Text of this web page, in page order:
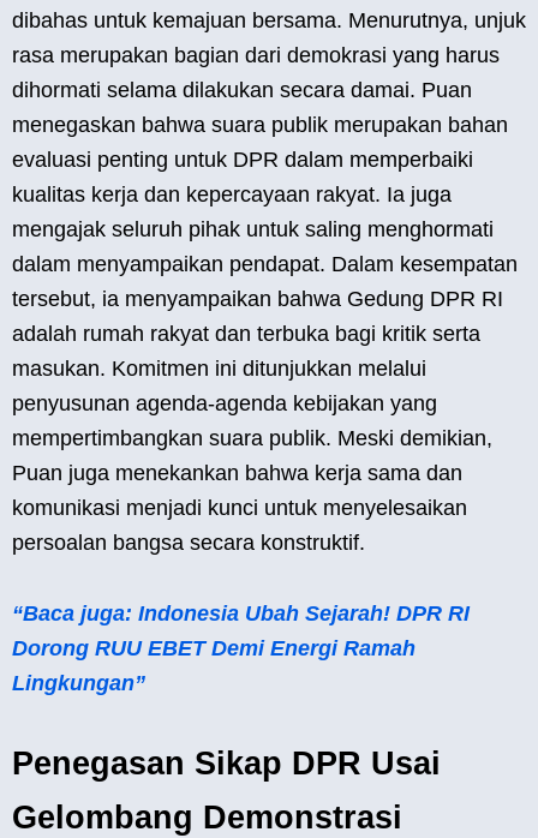
dibahas untuk kemajuan bersama. Menurutnya, unjuk
rasa merupakan bagian dari demokrasi yang harus
dihormati selama dilakukan secara damai. Puan
menegaskan bahwa suara publik merupakan bahan
evaluasi penting untuk DPR dalam memperbaiki
kualitas kerja dan kepercayaan rakyat. Ia juga
mengajak seluruh pihak untuk saling menghormati
dalam menyampaikan pendapat. Dalam kesempatan
tersebut, ia menyampaikan bahwa Gedung DPR RI
adalah rumah rakyat dan terbuka bagi kritik serta
masukan. Komitmen ini ditunjukkan melalui
penyusunan agenda-agenda kebijakan yang
mempertimbangkan suara publik. Meski demikian,
Puan juga menekankan bahwa kerja sama dan
komunikasi menjadi kunci untuk menyelesaikan
persoalan bangsa secara konstruktif.
“Baca juga: Indonesia Ubah Sejarah! DPR RI
Dorong RUU EBET Demi Energi Ramah
Lingkungan”
Penegasan Sikap DPR Usai
Gelombang Demonstrasi